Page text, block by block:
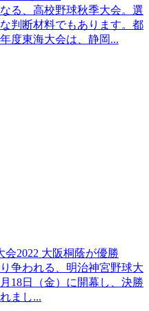
る、高校野球秋季大会。選
判断材料でもあります。都
度東海大会は、静岡...
2022 大阪桐蔭が優勝
争われる、明治神宮野球大
18日（金）に開幕し、決勝
まし...